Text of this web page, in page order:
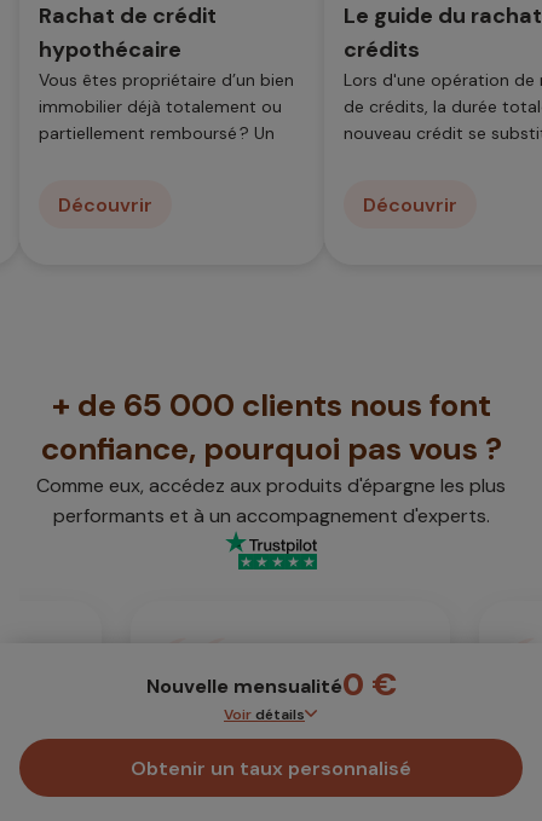
Nouvelle mensualité0 €
Voirdétails
Ancienne mensualité0 €
Obtenir un taux personnalisé
Rachat de crédit
hypothécaire
Vous êtes propriétaire d’un bien
immobilier déjà totalement ou
partiellement remboursé ? Un
performante pour regrouper
Découvrir
Le guide du
crédits
Lors d'une opération de
de crédits, la durée
nouveau crédit se
prêt...
Découvrir
+ de 65 000 clients nous font
confiance, pourquoi pas vous ?
Comme eux, accédez aux produits d'épargne les plus
performants et à un accompagnement d'experts.
Accompagnement très
professionnel
Accompagnement très
professionnel, disponibilité et
rapidité de traitement des